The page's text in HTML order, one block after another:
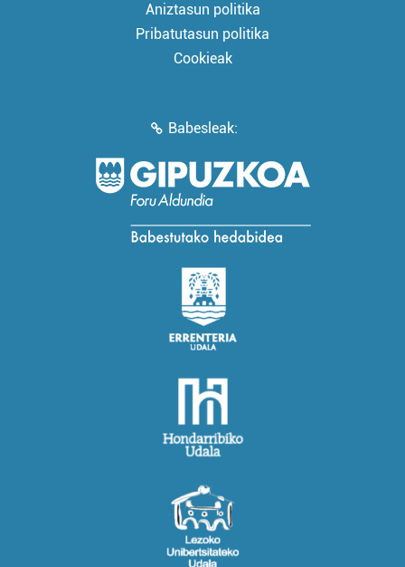
Aniztasun politika
Pribatutasun politika
Cookieak
Babesleak: